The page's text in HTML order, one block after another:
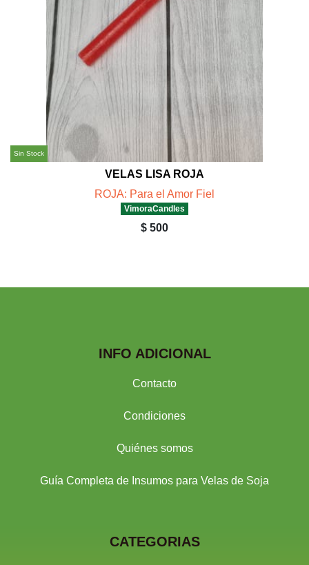
Sin Stock
VELAS LISA ROJA
ROJA: Para el Amor Fiel
VimoraCandles
$ 500
INFO ADICIONAL
Contacto
Condiciones
Quiénes somos
Guía Completa de Insumos para Velas de Soja
CATEGORIAS